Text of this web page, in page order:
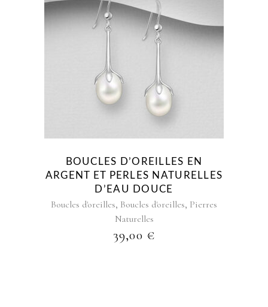
BOUCLES D’OREILLES EN
ARGENT ET PERLES NATURELLES
D’EAU DOUCE
Boucles d'oreilles, Boucles d'oreilles, Pierres
Naturelles
39,00 €